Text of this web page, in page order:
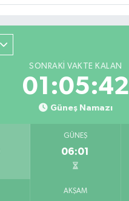
SONRAKI VAKTE KALAN
01:05:40
Güneş Namazı
GÜNEŞ
06:01
AKŞAM